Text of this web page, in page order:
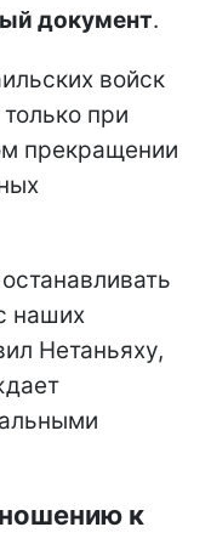
документ.
войск
при
прекращении
наших
Нетаньяху,
к